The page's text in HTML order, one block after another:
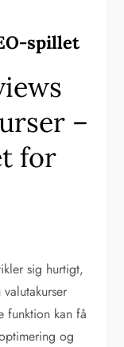
spillet
–
for
sig hurtigt,
funktion kan få
og